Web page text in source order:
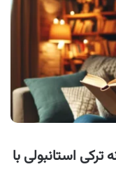
ترکی استانبولی با